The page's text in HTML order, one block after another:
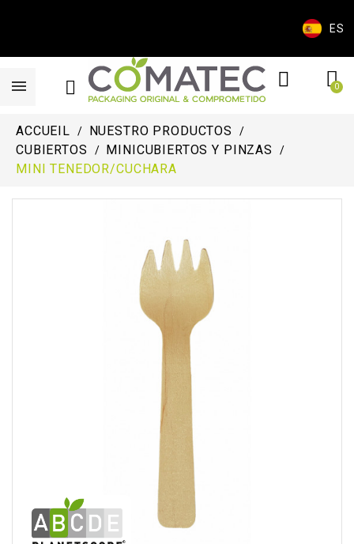
ES
ACCUEIL
NUESTRO PRODUCTOS
CUBIERTOS
MINICUBIERTOS Y PINZAS
MINI TENEDOR/CUCHARA